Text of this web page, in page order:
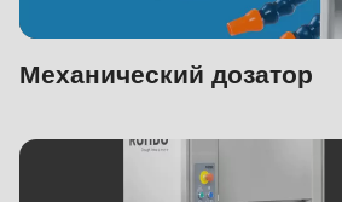
Механический дозатор